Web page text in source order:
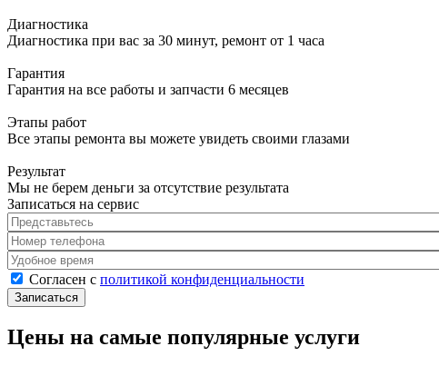
Диагностика
Диагностика при вас за 30 минут, ремонт от 1 часа
Гарантия
Гарантия на все работы и запчасти 6 месяцев
Этапы работ
Все этапы ремонта вы можете увидеть своими глазами
Результат
Мы не берем деньги за отсутствие результата
Записаться на сервис
Представьтесь
Номер телефона
Удобное время
Согласен с политикой конфиденциальности*
Согласен с политикой конфиденциальности
Цены на самые популярные услуги